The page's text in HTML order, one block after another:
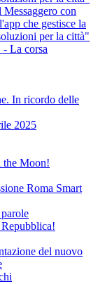
con
che gestisce la
per la città"
La corsa
In ricordo delle
2025
the Moon!
Roma Smart
del nuovo